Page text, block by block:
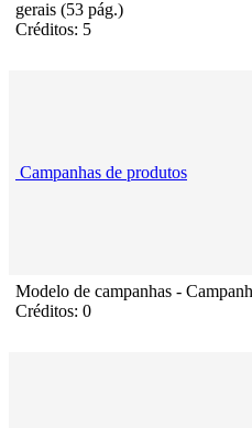
gerais (53 pág.)
Créditos: 5
Campanhas de produtos
Modelo de campanhas -
Créditos: 0